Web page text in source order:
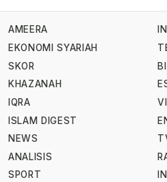
AMEERA
EKONOMI SYARIAH
SKOR
KHAZANAH
IQRA
ISLAM DIGEST
NEWS
ANALISIS
SPORT